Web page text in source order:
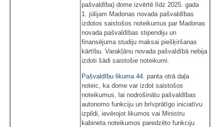
pašvaldība) dome izvērtē līdz 2025. gada
1. jūlijam Madonas novada pašvaldības
izdotos saistošos noteikumus par Madonas
novada pašvaldības stipendiju un
finansējuma studiju maksai piešķiršanas
kārtību. Varakļānu novada pašvaldībā nebija
izdoti šādi saistošie noteikumi.
Pašvaldību likuma 44. panta otrā daļa
noteic, ka dome var izdot saistošos
noteikumus, lai nodrošinātu pašvaldības
autonomo funkciju un brīvprātīgo iniciatīvu
izpildi, ievērojot likumos vai Ministru
kabineta noteikumos paredzēto funkciju